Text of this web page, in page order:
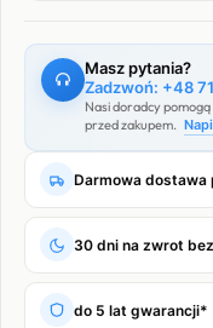
Masz pytania?
Zadzwoń: +48
Nasi doradcy
przed zakupem.
Darmowa dostawa
30 dni na zwrot
do 5 lat gwarancji*